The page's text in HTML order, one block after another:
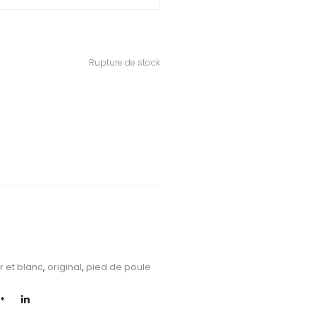
Rupture de stock
et blanc, original, pied de poule